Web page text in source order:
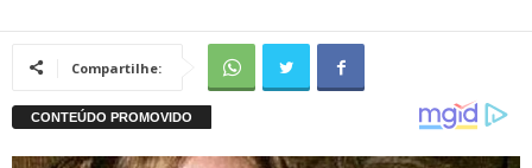
Compartilhe: